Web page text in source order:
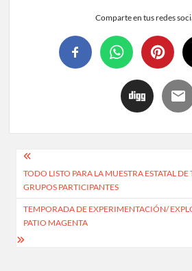
Comparte en tus redes
TODO LISTO PARA LA MUESTRA ESTATAL
GRUPOS PARTICIPANTES
TEMPORADA DE EXPERIMENTACIÓN/
PATIO MAGENTA